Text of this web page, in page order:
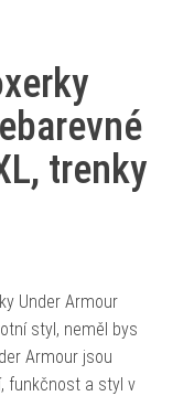
trenky
Under Armour
styl, neměl bys
Armour jsou
funkčnost a styl v